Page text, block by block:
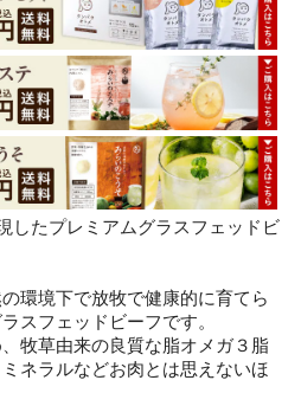
したプレミアムグラスフェッドビ
環境下で放牧で健康的に育てら
スフェッドビーフです。
牧草由来の良質な脂オメガ３脂
ネラルなどお肉とは思えないほ